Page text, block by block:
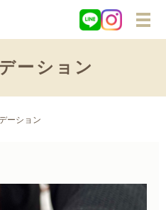
ーション
ーション